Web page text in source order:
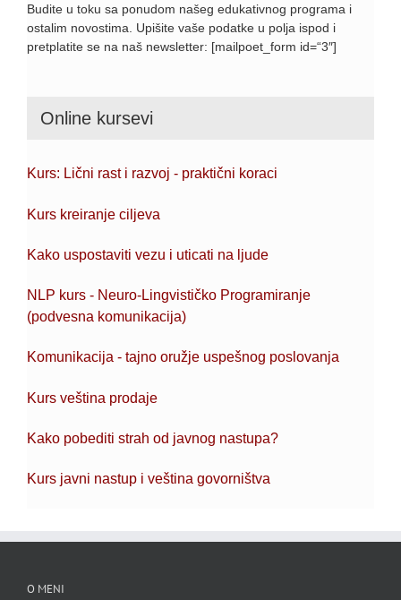
Budite u toku sa ponudom našeg edukativnog programa i
ostalim novostima. Upišite vaše podatke u polja ispod i
pretplatite se na naš newsletter: [mailpoet_form id=“3″]
Online kursevi
Kurs: Lični rast i razvoj - praktični koraci
Kurs kreiranje ciljeva
Kako uspostaviti vezu i uticati na ljude
NLP kurs - Neuro-Lingvističko Programiranje
(podvesna komunikacija)
Komunikacija - tajno oružje uspešnog poslovanja
Kurs veština prodaje
Kako pobediti strah od javnog nastupa?
Kurs javni nastup i veština govorništva
O MENI